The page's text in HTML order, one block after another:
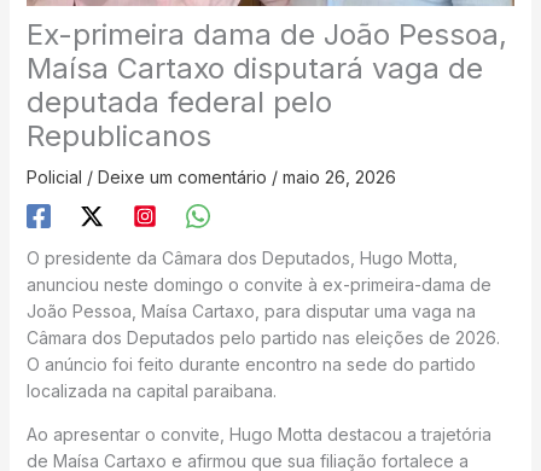
Ex-primeira dama de João Pessoa,
Maísa Cartaxo disputará vaga de
deputada federal pelo
Republicanos
Policial / Deixe um comentário / maio 26, 2026
O presidente da Câmara dos Deputados, Hugo Motta,
anunciou neste domingo o convite à ex-primeira-dama de
João Pessoa, Maísa Cartaxo, para disputar uma vaga na
Câmara dos Deputados pelo partido nas eleições de 2026.
O anúncio foi feito durante encontro na sede do partido
localizada na capital paraibana.
Ao apresentar o convite, Hugo Motta destacou a trajetória
de Maísa Cartaxo e afirmou que sua filiação fortalece a